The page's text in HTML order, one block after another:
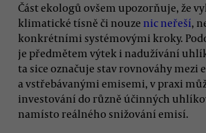
Část ekologů ovšem upozorňuje, že
klimatické tísně či nouze nic neřeší,
konkrétními systémovými kroky.
je předmětem výtek i nadužívání
ta sice označuje stav rovnováhy mezi
a vstřebávanými emisemi, v praxi
investování do různě účinných
namísto reálného snižování emisí.